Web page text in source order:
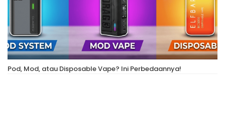
Pod, Mod, atau Disposable Vape? Ini Perbedaannya!